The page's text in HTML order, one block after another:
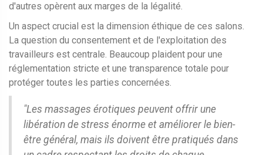
d'autres opèrent aux marges de la légalité.
Un aspect crucial est la dimension éthique de ces salons.
La question du consentement et de l'exploitation des
travailleurs est centrale. Beaucoup plaident pour une
réglementation stricte et une transparence totale pour
protéger toutes les parties concernées.
"Les massages érotiques peuvent offrir une
libération de stress énorme et améliorer le bien-
être général, mais ils doivent être pratiqués dans